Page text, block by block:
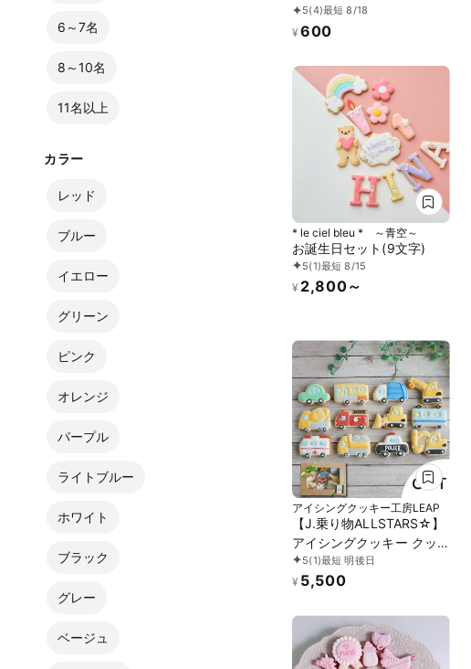
6～7名
8～10名
11名以上
カラー
レッド
ブルー
イエロー
グリーン
ピンク
オレンジ
パープル
ライトブルー
ホワイト
ブラック
グレー
ベージュ
ングクッキー 1枚入り
5(4)最短 8/18
¥ 600
* le ciel bleu * ～青空～
お誕生日セット(9文字)
5(1)最短 8/15
¥ 2,800～
アイシングクッキー工房LEAP
【J.乗り物ALLSTARS☆】
アイシングクッキー クッ
キー 救急車 消防車 パトカ
ー 車 プチギフト ケーキデ
の子 誕生日 ケーキトッピ
ング かわいい お菓子
5(1)最短 明後日
¥ 5,500